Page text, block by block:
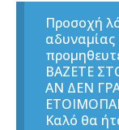
Προσοχή
ΒΑΖΕΤΕ
ΑΝ ΔΕΝ
Καλό θα